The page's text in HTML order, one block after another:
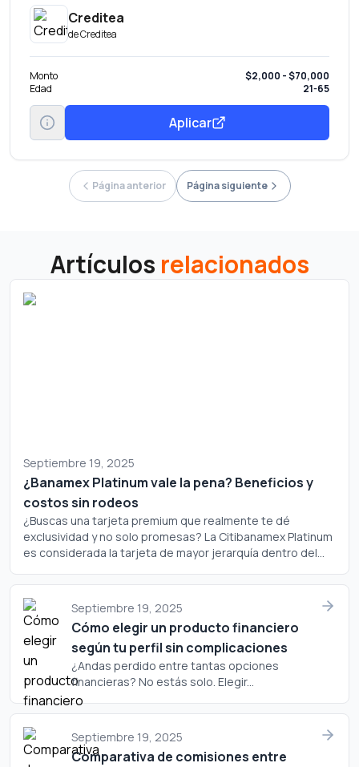
Creditea
deCreditea
Monto
$2,000 - $70,000
Edad
21-65
Aplicar
Página anterior Página siguiente
Artículos relacionados
Septiembre 19, 2025
¿Banamex Platinum vale la pena? Beneficios y
costos sin rodeos
¿Buscas una tarjeta premium que realmente te dé
exclusividad y no solo promesas? La Citibanamex Platinum
es considerada la tarjeta de mayor jerarquía dentro del
costo? Analicemos a fondo si este plástico merece un
lugar en tu cartera.Septiembre 19, 2025
Cómo elegir un producto financiero
según tu perfil sin complicaciones
¿Andas perdido entre tantas opciones
financieras? No estás solo. Elegir...
Septiembre 19, 2025
Comparativa de comisiones entre